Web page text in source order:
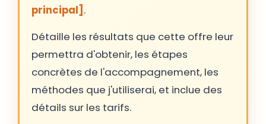
principal] .
Détaille les résultats que cette offre leur
permettra d'obtenir, les étapes
concrètes de l'accompagnement, les
méthodes que j'utiliserai, et inclue des
détails sur les tarifs.